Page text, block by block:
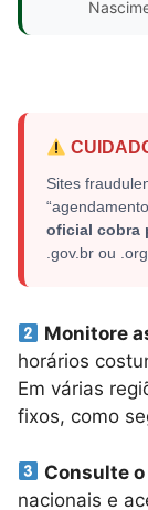
Sites
oficial cobra
.gov.br ou
Monitore
horários
Em várias
fixos, como
Consulte
nacionais e